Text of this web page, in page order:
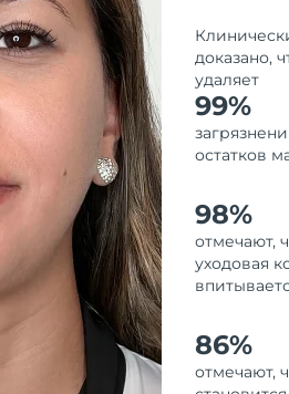
доказано,
удаляет
99%
остатков
98%
отмечают,
уходовая
86%
отмечают,